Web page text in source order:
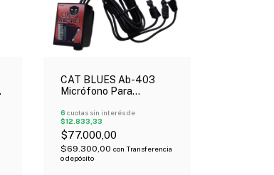
CAT BLUES Ab-403
Micrófono Para
6 cuotas sin interés de
$12.833,33
$77.000,00
$69.300,00 con Transferencia
o depósito